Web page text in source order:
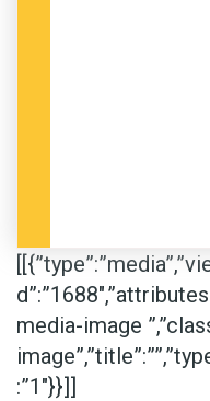
media-image
:”1″}}]]